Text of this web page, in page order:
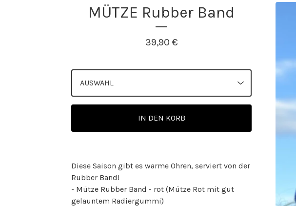
MÜTZE Rubber Band
39,90 €
IN DEN KORB
Diese Saison gibt es warme Ohren, serviert von der
Rubber Band!
- Mütze Rubber Band - rot (Mütze Rot mit gut
gelauntem Radiergummi)